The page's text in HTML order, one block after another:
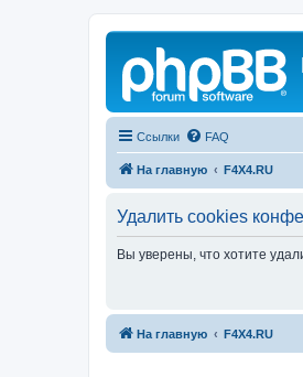
Ссылки FAQ
На главную F4X4.RU
Удалить cookies
Вы уверены, что хотите
На главную F4X4.RU